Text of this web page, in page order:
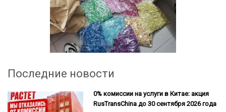
Последние новости
0% комиссии на услуги в Китае: акция
RusTransChina до 30 сентября 2026 года